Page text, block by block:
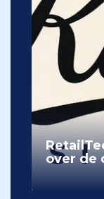
over de